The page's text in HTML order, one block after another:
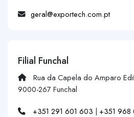
geral@exportech.com.pt
Filial Funchal
Rua da Capela do Amparo
9000-267 Funchal
+351 291 601 603 | +351 968